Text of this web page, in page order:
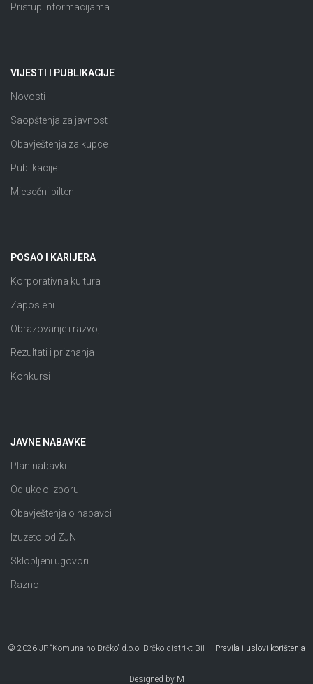
Pristup informacijama
VIJESTI I PUBLIKACIJE
Novosti
Saopštenja za javnost
Obavještenja za kupce
Publikacije
Mjesečni bilten
POSAO I KARIJERA
Korporativna kultura
Zaposleni
Obrazovanje i razvoj
Rezultati i priznanja
Konkursi
JAVNE NABAVKE
Plan nabavki
Odluke o izboru
Obavještenja o nabavci
Izuzeto od ZJN
Sklopljeni ugovori
Razno
© 2026 JP “Komunalno Brčko” d.o.o. Brčko distrikt BiH | Pravila i uslovi korištenja
Designed by M